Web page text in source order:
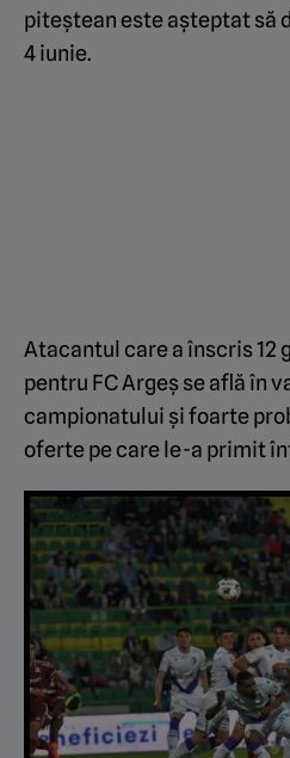
piteștean este așteptat să
4 iunie.
Atacantul care a înscris 12
pentru FC Argeș se află în
campionatului și foarte
oferte pe care le-a primit